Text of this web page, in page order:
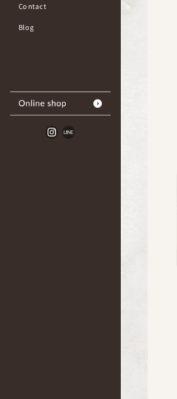
Contact
Blog